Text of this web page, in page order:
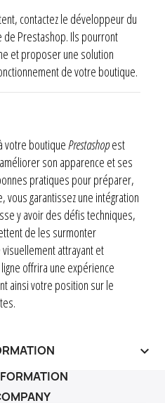
contactez le développeur du
Prestashop. Ils pourront
et proposer une solution
de votre boutique.
votre boutiquePrestashopest
son apparence et ses
pratiques pour préparer,
vous garantissez une intégration
y avoir des défis techniques,
de les surmonter
attrayant et
offrira une expérience
ainsi votre position sur le
keyboard_arrow_down